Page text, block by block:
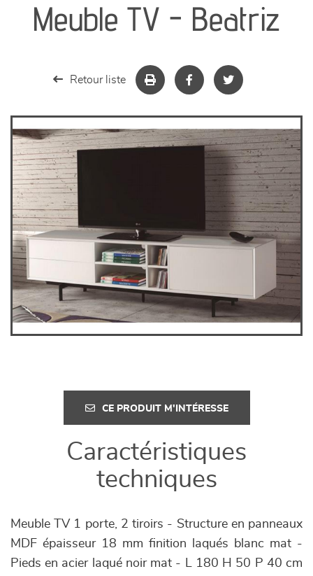
séjours
chambres et dressing
literie
décoration
Meuble TV - Beatriz
Retour liste
CE PRODUIT M'INTÉRESSE
Caractéristiques
techniques
Meuble TV 1 porte, 2 tiroirs - Structure en panneaux
MDF épaisseur 18 mm finition laqués blanc mat -
Pieds en acier laqué noir mat - L 180 H 50 P 40 cm